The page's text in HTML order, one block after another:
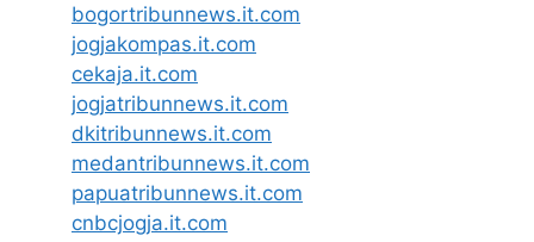
bogortribunnews.it.com
jogjakompas.it.com
cekaja.it.com
jogjatribunnews.it.com
dkitribunnews.it.com
medantribunnews.it.com
papuatribunnews.it.com
cnbcjogja.it.com